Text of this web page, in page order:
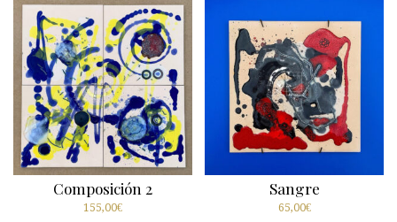
Composición 2
155,00€
Sangre
65,00€